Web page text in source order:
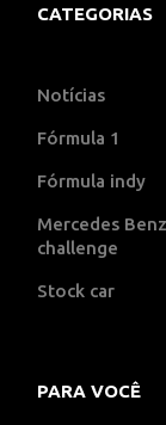
CATEGORIAS
Notícias
Fórmula 1
Fórmula indy
Mercedes Benz
challenge
Stock car
PARA VOCÊ